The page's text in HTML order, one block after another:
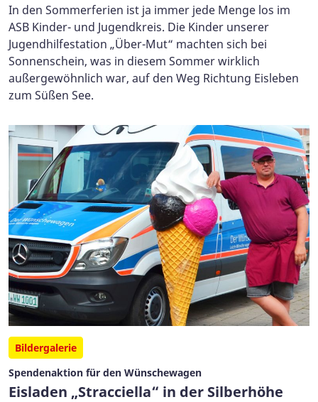
In den Sommerferien ist ja immer jede Menge los im
ASB Kinder- und Jugendkreis. Die Kinder unserer
Jugendhilfestation „Über-Mut“ machten sich bei
Sonnenschein, was in diesem Sommer wirklich
außergewöhnlich war, auf den Weg Richtung Eisleben
zum Süßen See.
Bildergalerie
Spendenaktion für den Wünschewagen
Eisladen „Stracciella“ in der Silberhöhe